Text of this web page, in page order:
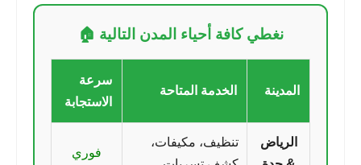
نغطي كافة أحياء المدن التالية 🏠
المدينة الخدمة المتاحة
سرعة
الاستجابة
الرياض
تنظيف، مكيفات،
فوري